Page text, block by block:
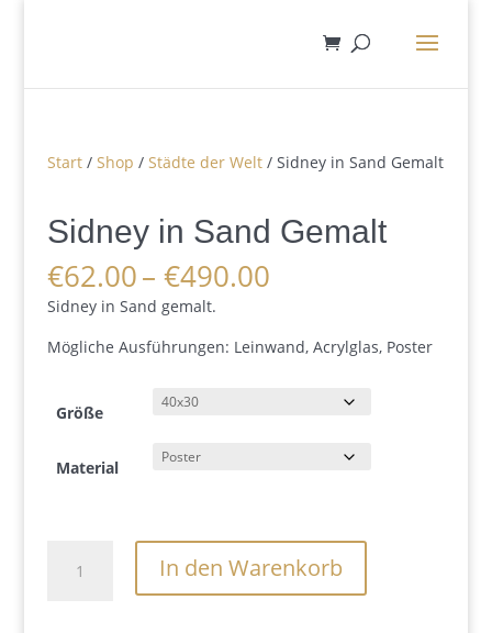
Start/ Shop / Städte der Welt/ Sidney in Sand Gemalt
Sidney in Sand Gemalt
€62.00– €490.00Preisspanne:
€490.00
Sidney in Sand gemalt.
Mögliche Ausführungen: Leinwand, Acrylglas, Poster
Größe
Material
In den Warenkorb